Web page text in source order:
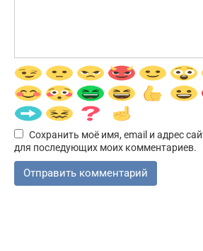
Сохранить моё имя, email и адрес
для последующих моих комментариев.